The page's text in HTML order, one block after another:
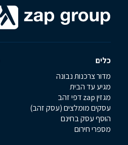
כלים
מדור צרכנות נבונה
מגיע עד הבית
מגזין zap דפי זהב
עסקים מומלצים (עסק זהב)
הוסף עסק בחינם
מספרי חירום